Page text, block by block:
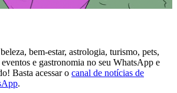
bem-estar, astrologia, turismo, pets,
e gastronomia no seu WhatsApp e
Basta acessar o canal de notícias de
.